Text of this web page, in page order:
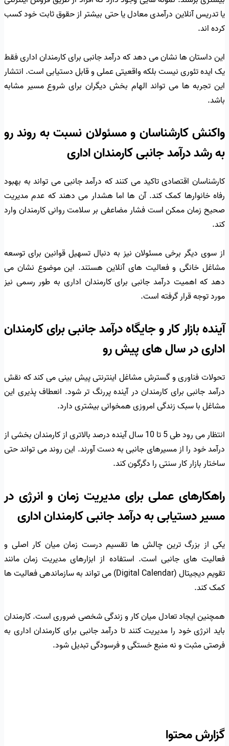
یا تدریس آنلاین درآمدی معادل یا حتی بیشتر از حقوق ثابت خود کسب
کرده اند.
این داستان ها نشان می دهد که درآمد جانبی برای کارمندان اداری فقط
یک ایده تئوری نیست بلکه واقعیتی عملی و قابل دستیابی است. انتشار
این تجربه ها می تواند الهام بخش دیگران برای شروع مسیر مشابه
باشد.
واکنش کارشناسان و مسئولان نسبت به روند رو
به رشد درآمد جانبی کارمندان اداری
کارشناسان اقتصادی تاکید می کنند که درآمد جانبی می تواند به بهبود
رفاه خانوارها کمک کند. آن ها اما هشدار می دهند که عدم مدیریت
صحیح زمان ممکن است فشار مضاعفی بر سلامت روانی کارمندان وارد
کند.
از سوی دیگر برخی مسئولان نیز به دنبال تسهیل قوانین برای توسعه
مشاغل خانگی و فعالیت های آنلاین هستند. این موضوع نشان می
دهد که اهمیت درآمد جانبی برای کارمندان اداری به طور رسمی نیز
مورد توجه قرار گرفته است.
آینده بازار کار و جایگاه درآمد جانبی برای کارمندان
اداری در سال های پیش رو
تحولات فناوری و گسترش مشاغل اینترنتی پیش بینی می کند که نقش
درآمد جانبی برای کارمندان در آینده پررنگ تر شود. انعطاف پذیری این
مشاغل با سبک زندگی امروزی همخوانی بیشتری دارد.
انتظار می رود طی 5 تا 10 سال آینده درصد بالاتری از کارمندان بخشی از
درآمد خود را از مسیرهای جانبی به دست آورند. این روند می تواند حتی
ساختار بازار کار سنتی را دگرگون کند.
راهکارهای عملی برای مدیریت زمان و انرژی در
مسیر دستیابی به درآمد جانبی کارمندان اداری
یکی از بزرگ ترین چالش ها تقسیم درست زمان میان کار اصلی و
فعالیت های جانبی است. استفاده از ابزارهای مدیریت زمان مانند
تقویم دیجیتال (Digital Calendar) می تواند به سازماندهی فعالیت ها
کمک کند.
همچنین ایجاد تعادل میان کار و زندگی شخصی ضروری است. کارمندان
باید انرژی خود را مدیریت کنند تا درآمد جانبی برای کارمندان اداری به
فرصتی مثبت و نه منبع خستگی و فرسودگی تبدیل شود.
گزارش محتوا